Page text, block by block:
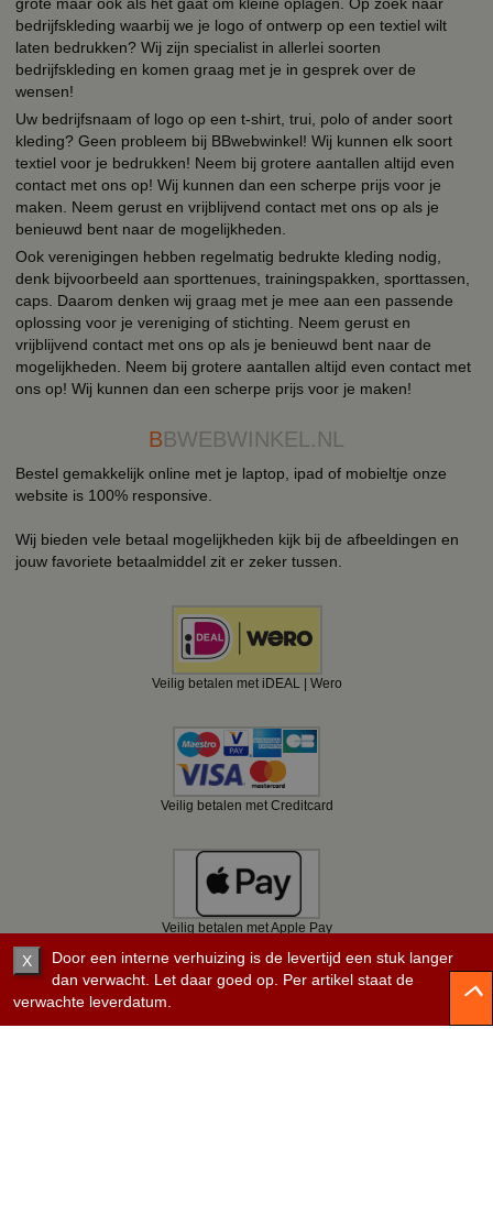
bedrijfskleding waarbij we je logo of ontwerp op een textiel wilt
laten bedrukken? Wij zijn specialist in allerlei soorten
bedrijfskleding en komen graag met je in gesprek over de
wensen!
Uw bedrijfsnaam of logo op een t-shirt, trui, polo of ander soort
kleding? Geen probleem bij BBwebwinkel! Wij kunnen elk soort
textiel voor je bedrukken! Neem bij grotere aantallen altijd even
contact met ons op! Wij kunnen dan een scherpe prijs voor je
maken. Neem gerust en vrijblijvend contact met ons op als je
benieuwd bent naar de mogelijkheden.
Ook verenigingen hebben regelmatig bedrukte kleding nodig,
denk bijvoorbeeld aan sporttenues, trainingspakken, sporttassen,
caps. Daarom denken wij graag met je mee aan een passende
oplossing voor je vereniging of stichting. Neem gerust en
vrijblijvend contact met ons op als je benieuwd bent naar de
mogelijkheden. Neem bij grotere aantallen altijd even contact met
ons op! Wij kunnen dan een scherpe prijs voor je maken!
BBWEBWINKEL.NL
Bestel gemakkelijk online met je laptop, ipad of mobieltje onze
website is 100% responsive.
Wij bieden vele betaal mogelijkheden kijk bij de afbeeldingen en
jouw favoriete betaalmiddel zit er zeker tussen.
Veilig betalen met iDEAL | Wero
Veilig betalen met Creditcard
Veilig betalen met Apple Pay
X
Door een interne verhuizing is de levertijd een stuk langer
dan verwacht. Let daar goed op. Per artikel staat de
verwachte leverdatum.